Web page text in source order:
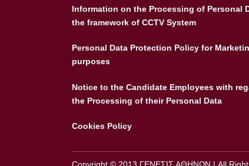
Information on the Processing of Personal
the framework of CCTV System
Personal Data Protection Policy for
purposes
Notice to the Candidate Employees with
the Processing of their Personal Data
Cookies Policy